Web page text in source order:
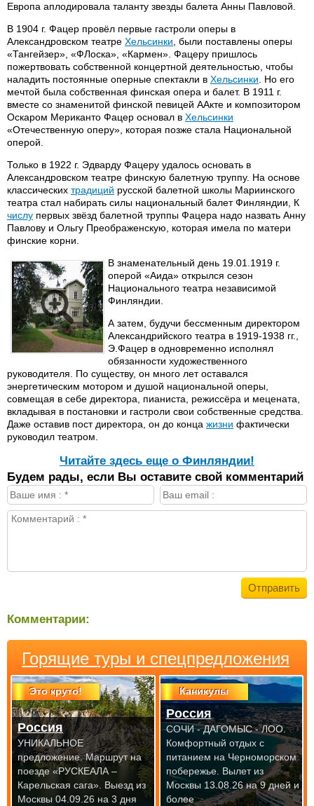
Европа аплодировала таланту звезды балета Анны Павловой.
В 1904 г. Фацер провёл первые гастроли оперы в
Александровском театре Хельсинки , были поставлены оперы
«Тангейзер», «ФЛоска», «Кармен». Фацеру пришлось
пожертвовать собственной концертной деятельностью, чтобы
наладить постоянные оперные спектакли в Хельсинки . Но его
мечтой была собственная финская опера и балет. В 1911 г.
вместе со знаменитой финской певицей ААкте и композитором
Оскаром Мериканто Фацер основал в Хельсинки
«Отечественную оперу», которая позже стала Национальной
оперой.
Только в 1922 г. Эдварду Фацеру удалось основать в
Александровском театре финскую балетную труппу. На основе
классических традиций русской балетной школы Мариинского
театра стал набирать силы национальный балет Финляндии, К
числу первых звёзд балетной труппы Фацера надо назвать Анну
Павлову и Ольгу Преображенскую, которая имела по матери
финские корни.
В знаменательный день 19.01.1919 г.
оперой «Аида» открылся сезон
Национального театра независимой
Финляндии.
А затем, будучи бессменным директором
Александрийского театра в 1919-1938 гг.,
Э.Фацер в одновременно исполнял
обязанности художественного
руководителя. По существу, он много лет оставался
энергетическим мотором и душой национальной оперы,
совмещая в себе директора, пианиста, режиссёра и мецената,
вкладывая в постановки и гастроли свои собственные средства.
Даже оставив пост директора, он до конца жизни фактически
руководил театром.
Читайте здесь еще о Финляндии!
Будем рады, если Вы оставите свой комментарий
Комментарии:
Горящие туры и спецпредложения
Это круто!
Россия
УНИКАЛЬНОЕ
предложение. Маршрут на
поезде «РУСКЕАЛА –
Карельская сага». Выезд из
Москвы 04.09.26 на 3 дня
Каникулы
Россия
СОЧИ - ДАГОМЫС - ЛОО.
Комфортный отдых с
питанием на Черноморском
побережье. Вылет из
Москвы 13.08.26 на 9 дней и
более